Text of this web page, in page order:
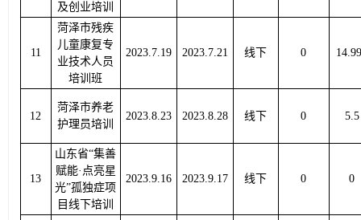
及创业培训
11
菏泽市残疾
儿童康复专
业技术人员
培训班
2023.7.19 2023.7.21 线下 0
12
菏泽市养老
护理员培训
2023.8.23 2023.8.28 线下 0 5.5
13
山东省“集善
赋能·点亮星
光”孤独症项
目线下培训
2023.9.16 2023.9.17 线下 0 0